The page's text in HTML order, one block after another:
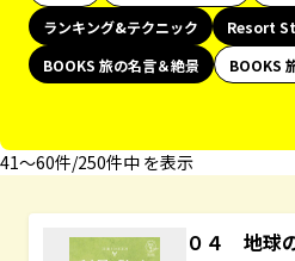
ランキング&テクニック
Resort
BOOKS 旅の名言＆絶景
BOOKS
41〜60件/250件中 を表示
０４ 地球